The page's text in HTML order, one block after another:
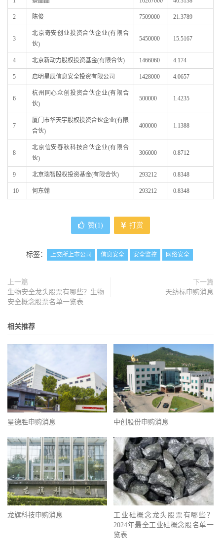
2 陈俊 7509000 21.3789
3
北京奇安创业投资合伙企业(有限合
伙)
5450000 15.5167
4 北京新动力股权投资基金(有限合伙) 1466060 4.174
5 启明星辰信息安全投资有限公司 1428000 4.0657
6
杭州同心众创投资合伙企业(有限合
伙)
500000 1.4235
7
厦门市华天宇股权投资合伙企业(有限
合伙)
400000 1.1388
8
北京信安春秋科技合伙企业(有限合
伙)
306000 0.8712
9 北京瑞智股权投资基金(有限合伙) 293212 0.8348
10 何东翰 293212 0.8348
赞(1) 打赏
标签： 上交所上市公司 信息安全 安全监控 网络安全
上一篇
生物安全龙头股票有哪些？生物
安全概念股票名单一览表
下一篇
天纺标申购消息
相关推荐
星德胜申购消息 中创股份申购消息
龙旗科技申购消息
工业硅概念龙头股票有哪些？
2024年最全工业硅概念股名单一
览表